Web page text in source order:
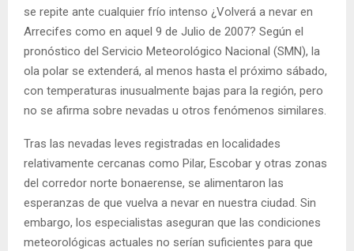
se repite ante cualquier frío intenso ¿Volverá a nevar en
Arrecifes como en aquel 9 de Julio de 2007? Según el
pronóstico del Servicio Meteorológico Nacional (SMN), la
ola polar se extenderá, al menos hasta el próximo sábado,
con temperaturas inusualmente bajas para la región, pero
no se afirma sobre nevadas u otros fenómenos similares.
Tras las nevadas leves registradas en localidades
relativamente cercanas como Pilar, Escobar y otras zonas
del corredor norte bonaerense, se alimentaron las
esperanzas de que vuelva a nevar en nuestra ciudad. Sin
embargo, los especialistas aseguran que las condiciones
meteorológicas actuales no serían suficientes para que